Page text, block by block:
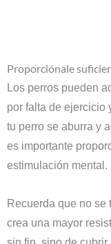
Proporciónale
Los perros pueden
por falta de ejercicio
tu perro se aburra y
es importante
estimulación mental.
Recuerda que no se
crea una mayor